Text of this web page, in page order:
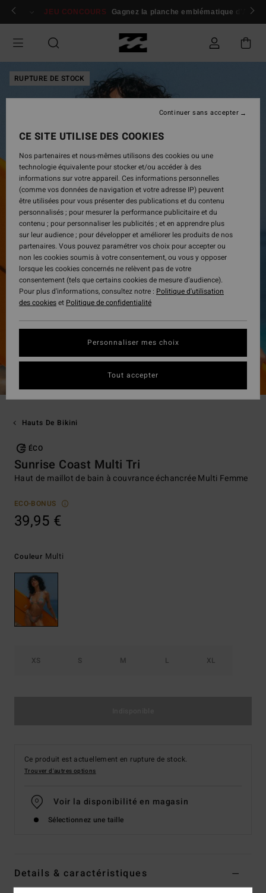
Passer
produit
Se connecter / s'inscrire
JEU CONCOURS Gagnez la planche emblématique d'Andy
RUPTURE DE STOCK
Hauts De Bikini
ÉCO
Sunrise Coast Multi Tri
Haut de maillot de bain à couvrance échancrée Multi Femme
ECO-BONUS
39,95 €
Couleur Multi
XS S M L XL
Ce produit est actuellement en rupture de stock.
Trouver d'autres options
Voir la disponibilité en magasin
Sélectionnez une taille
Details & caractéristiques
CE SITE UTILISE DES COOKIES
Nos partenaires et nous-mêmes utilisons des cookies ou une
technologie équivalente pour stocker et/ou accéder à des
informations sur votre appareil. Ces informations personnelles
(comme vos données de navigation et votre adresse IP) peuvent
être utilisées pour vous présenter des publications et du contenu
personnalisés ; pour mesurer la performance publicitaire et du
contenu ; pour personnaliser les publicités ; et en apprendre plus
sur leur audience ; pour développer et améliorer les produits de nos
partenaires. Vous pouvez paramétrer vos choix pour accepter ou
non les cookies soumis à votre consentement, ou vous y opposer
lorsque les cookies concernés ne relèvent pas de votre
consentement (tels que certains cookies de mesure d’audience).
Pour plus d'informations, consultez notre : Politique d'utilisation
des cookieset Politique de confidentialité
Personnaliser mes choix
Continuer sans accepter
Tout accepter